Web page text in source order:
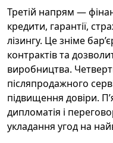
Третій напрям —
кредити, гарантії,
лізингу. Це зніме
контрактів та
виробництва.
післяпродажного
підвищення довіри.
дипломатія і
укладання угод на